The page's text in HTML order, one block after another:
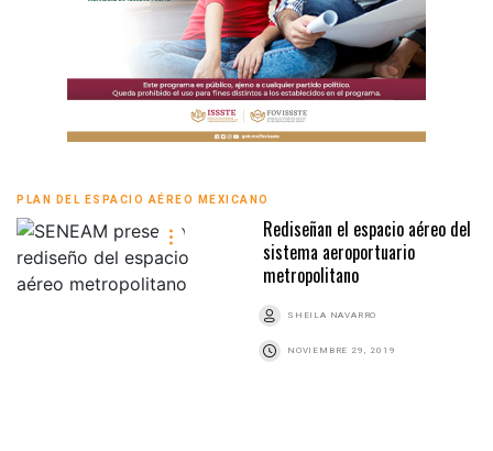
PLAN DEL ESPACIO AÉREO MEXICANO
Rediseñan el espacio aéreo del
sistema aeroportuario
metropolitano
SHEILA NAVARRO
NOVIEMBRE 29, 2019